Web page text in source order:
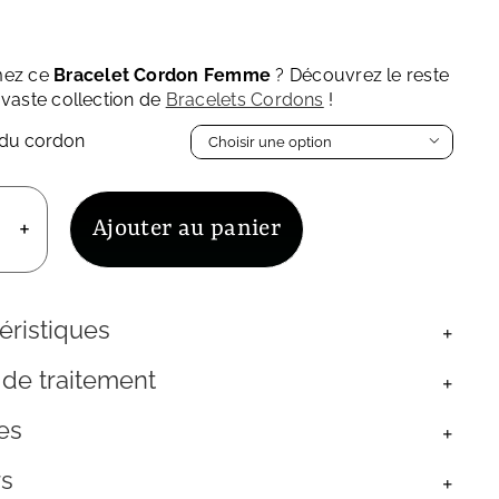
ce Bracelet Cordon Femme? Découvrez le reste
collection de Bracelets Cordons !
cordon

Ajouter au panier
traitement